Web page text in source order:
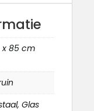
x 85 cm
Glas